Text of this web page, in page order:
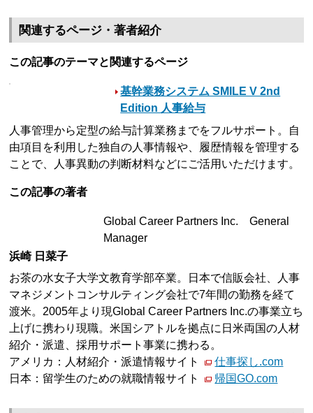
関連するページ・著者紹介
この記事のテーマと関連するページ
基幹業務システム SMILE V 2nd
Edition 人事給与
人事管理から定型の給与計算業務までをフルサポート。自
由項目を利用した独自の人事情報や、履歴情報を管理する
ことで、人事異動の判断材料などにご活用いただけます。
この記事の著者
Global Career Partners Inc. General
Manager
浜崎 日菜子
お茶の水女子大学文教育学部卒業。日本で信販会社、人事
マネジメントコンサルティング会社で7年間の勤務を経て
渡米。2005年より現Global Career Partners Inc.の事業立ち
上げに携わり現職。米国シアトルを拠点に日米両国の人材
紹介・派遣、採用サポート事業に携わる。
アメリカ：人材紹介・派遣情報サイト
仕事探し.com
日本：留学生のための就職情報サイト
帰国GO.com